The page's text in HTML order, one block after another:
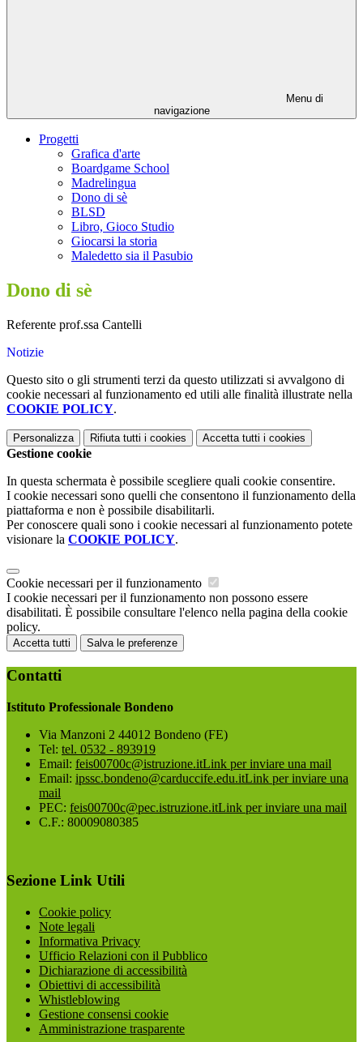
Menu di
navigazione
Progetti
Grafica d'arte
Boardgame School
Madrelingua
Dono di sè
BLSD
Libro, Gioco Studio
Giocarsi la storia
Maledetto sia il Pasubio
Dono di sè
Referente prof.ssa Cantelli
Notizie
Questo sito o gli strumenti terzi da questo utilizzati si avvalgono di
cookie necessari al funzionamento ed utili alle finalità illustrate nella
COOKIE POLICY.
Personalizza Rifiuta tutti i cookies Accetta tutti i cookies
Gestione cookie
In questa schermata è possibile scegliere quali cookie consentire.
I cookie necessari sono quelli che consentono il funzionamento della
piattaforma e non è possibile disabilitarli.
Per conoscere quali sono i cookie necessari al funzionamento potete
visionare la COOKIE POLICY.
Cookie necessari per il funzionamento
I cookie necessari per il funzionamento non possono essere
disabilitati. È possibile consultare l'elenco nella pagina della cookie
policy.
Accetta tutti Salva le preferenze
Contatti
Istituto Professionale Bondeno
Via Manzoni 2 44012 Bondeno (FE)
Tel: tel. 0532 - 893919
Email: feis00700c@istruzione.itLink per inviare una mail
Email: ipssc.bondeno@carduccife.edu.itLink per inviare una
mail
PEC: feis00700c@pec.istruzione.itLink per inviare una mail
C.F.: 80009080385
Sezione Link Utili
Cookie policy
Note legali
Informativa Privacy
Ufficio Relazioni con il Pubblico
Dichiarazione di accessibilità
Obiettivi di accessibilità
Whistleblowing
Gestione consensi cookie
Amministrazione trasparente